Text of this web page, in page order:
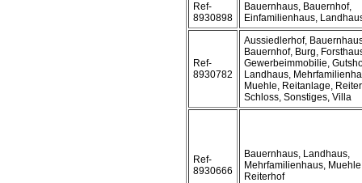
Ref-
8930898
Bauernhaus, Bauernhof,
Einfamilienhaus,
Ref-
8930782
Aussiedlerhof,
Bauernhof, Burg,
Gewerbeimmobilie,
Landhaus,
Muehle, Reitanlage,
Schloss, Sonstiges, Villa
Ref-
8930666
Bauernhaus, Landhaus,
Mehrfamilienhaus,
Reiterhof